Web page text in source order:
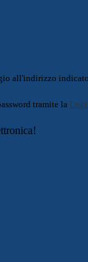
all'indirizzo
tramite la